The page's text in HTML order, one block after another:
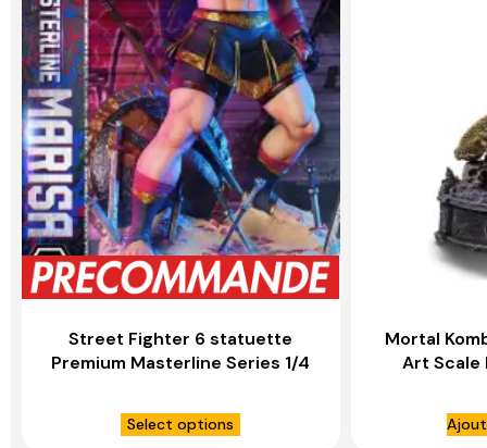
Street Fighter 6 statuette
Premium Masterline Series 1/4
Select options
Mortal
Art Scale